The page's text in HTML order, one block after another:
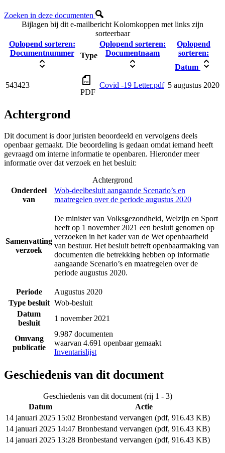
Zoeken in deze documenten
Bijlagen bij dit e-mailbericht Kolomkoppen met links zijn
sorteerbaar
Oplopend sorteren:
Documentnummer
Type
Oplopend sorteren:
Documentnaam
Oplopend
sorteren:
Datum
543423
PDF
Covid -19 Letter.pdf 5 augustus 2020
Achtergrond
Dit document is door juristen beoordeeld en vervolgens deels
openbaar gemaakt. Die beoordeling is gedaan omdat iemand heeft
gevraagd om interne informatie te openbaren. Hieronder meer
informatie over dat verzoek en het besluit:
Achtergrond
Onderdeel
van
Wob-deelbesluit aangaande Scenario’s en
maatregelen over de periode augustus 2020
Samenvatting
verzoek
De minister van Volksgezondheid, Welzijn en Sport
heeft op 1 november 2021 een besluit genomen op
verzoeken in het kader van de Wet openbaarheid
van bestuur. Het besluit betreft openbaarmaking van
documenten die betrekking hebben op informatie
aangaande Scenario’s en maatregelen over de
periode augustus 2020.
Periode
Augustus 2020
Type besluit Wob-besluit
Datum
besluit
1 november 2021
Omvang
publicatie
9.987 documenten
waarvan 4.691 openbaar gemaakt
Inventarislijst
Geschiedenis van dit document
Geschiedenis van dit document (rij 1 - 3)
Datum
Actie
14 januari 2025 15:02 Bronbestand vervangen (pdf, 916.43 KB)
14 januari 2025 14:47 Bronbestand vervangen (pdf, 916.43 KB)
14 januari 2025 13:28 Bronbestand vervangen (pdf, 916.43 KB)